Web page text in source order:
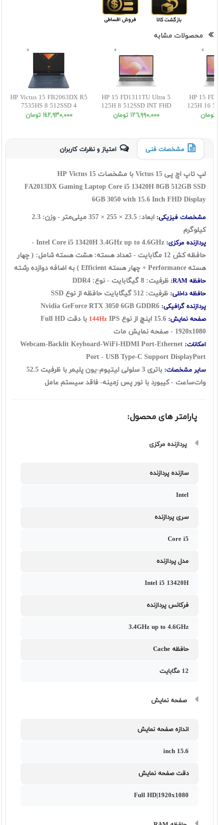
محصولات مشابه
HP Victus 15 FB2063DX R5
7535HS 8 512SSD 4
RX6550M FHD
١٤٢,٩٣٠,٠٠٠ تومان
HP 15 FD1311TU Ultra 5
125H 8 512SSD INT FHD
١٢٦,٩٩٠,٠٠٠ تومان
HP 15
125H 16
مشخصات فنی امتیاز و نظرات کاربران
لپ تاپ اچ پی Victus 15 با مشخصات HP Victus 15
FA2013DX Gaming Laptop Core i5 13420H 8GB 512GB SSD
6GB 3050 with 15.6 Inch FHD Display
مشخصات فیزیکی:
ابعاد: 23.5 × 255 × 357 میلی‌متر - وزن: 2.3
کیلوگرم
پردازنده مرکزی:
Intel Core i5 13420H 3.4GHz up to 4.6GHz -
حافظه کش 12 مگابایت - تعداد هسته: هشت هسته شامل: ( چهار
هسته Performance + چهار هسته Efficient ) به اضافه دوازده رشته
حافظه RAM: ظرفیت: 8 گیگابایت - نوع: DDR4
حافظه داخلی: ظرفیت: 512 گیگابایت حافظه از نوع SSD
پردازنده گرافیکی:
صفحه نمایش: 144Hz
IPS با دقت Full HD
1920x1080 - صفحه نمایش مات
امکانات: Webcam-Backlit Keyboard-WiFi-HDMI Port-Ethernet
Port - USB Type-C Support DisplayPort
سایر مشخصات:
وات‌ساعت - کیبورد با نور پس زمینه- فاقد سیستم عامل
پارامتر های محصول:
پردازنده مرکزی
سازنده پردازنده
Intel
سری پردازنده
Core i5
مدل پردازنده
Intel i5 13420H
فرکانس پردازنده
3.4GHz up to 4.6GHz
حافظه Cache
12 مگابایت
صفحه نمایش
اندازه صفحه نمایش
15.6 inch
دقت صفحه نمایش
Full HD|1920x1080